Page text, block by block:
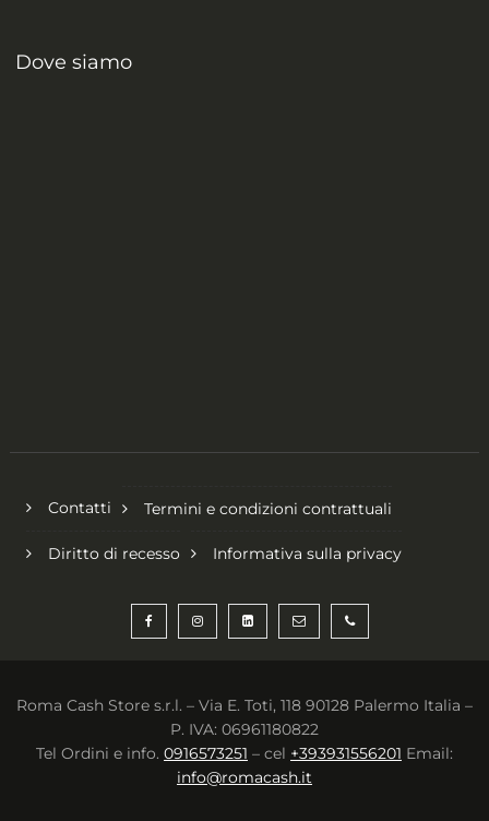
Dove siamo
Contatti Termini e condizioni contrattuali
Diritto di recesso Informativa sulla privacy
Roma Cash Store s.r.l. – Via E. Toti, 118 90128 Palermo Italia –
P. IVA: 06961180822
Tel Ordini e info. 0916573251 – cel +393931556201 Email:
info@romacash.it